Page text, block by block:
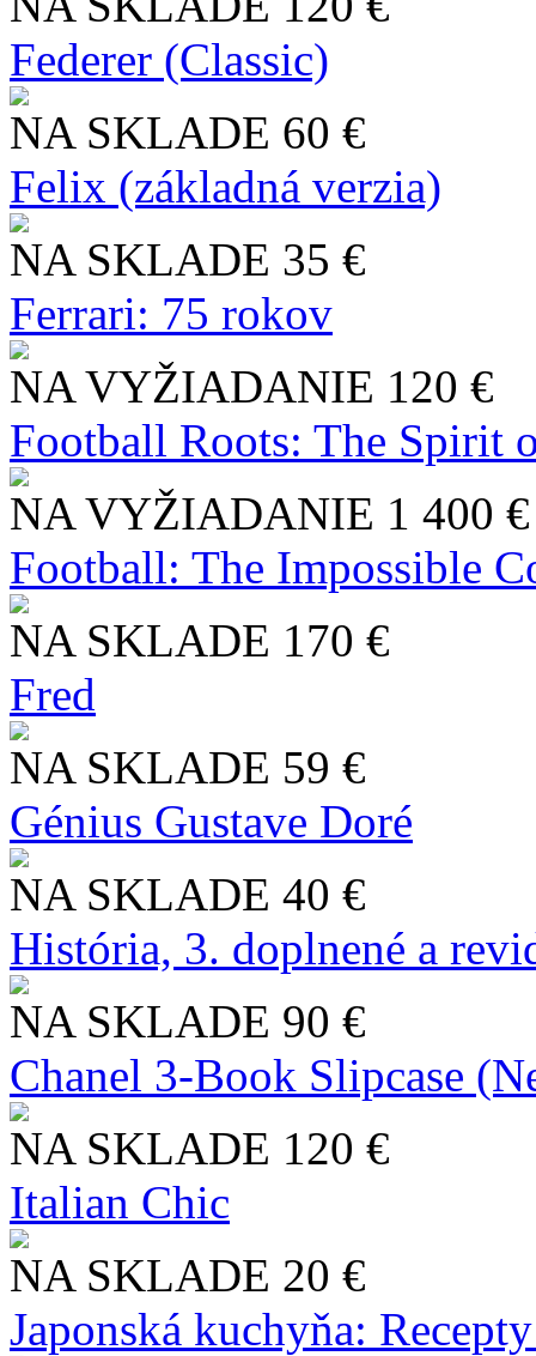
Federer (Classic)
NA SKLADE 60 €
Felix (základná verzia)
NA SKLADE 35 €
Ferrari: 75 rokov
NA VYŽIADANIE 120 €
Football Roots: The Spirit
NA VYŽIADANIE 1 400 €
Football: The Impossible
NA SKLADE 170 €
Fred
NA SKLADE 59 €
Génius Gustave Doré
NA SKLADE 40 €
História, 3. doplnené a
NA SKLADE 90 €
Chanel 3-Book Slipcase
NA SKLADE 120 €
Italian Chic
NA SKLADE 20 €
Japonská kuchyňa: